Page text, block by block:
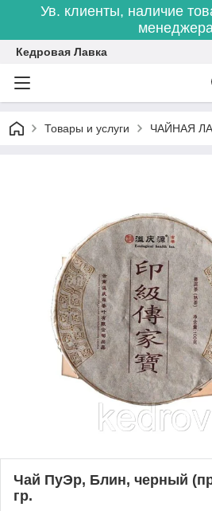
Ув. клиенты, наличие
Кедровая Лавка
Товары и услуги ЧАЙНАЯ
Чай ПуЭр, Блин, черный
гр.